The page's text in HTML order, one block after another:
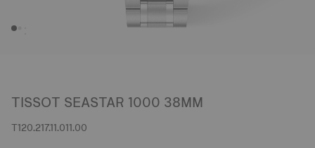
TISSOT SEASTAR 1000 38MM
T120.217.11.011.00